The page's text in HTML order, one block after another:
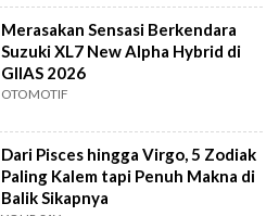
Merasakan Sensasi Berkendara
Suzuki XL7 New Alpha Hybrid di
GIIAS 2026
OTOMOTIF
Dari Pisces hingga Virgo, 5 Zodiak
Paling Kalem tapi Penuh Makna di
Balik Sikapnya